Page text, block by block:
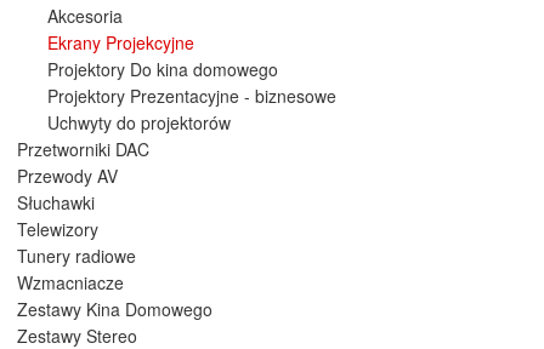
Akcesoria
Ekrany Projekcyjne
Projektory Do kina domowego
Projektory Prezentacyjne - biznesowe
Uchwyty do projektorów
Przetworniki DAC
Przewody AV
Słuchawki
Telewizory
Tunery radiowe
Wzmacniacze
Zestawy Kina Domowego
Zestawy Stereo